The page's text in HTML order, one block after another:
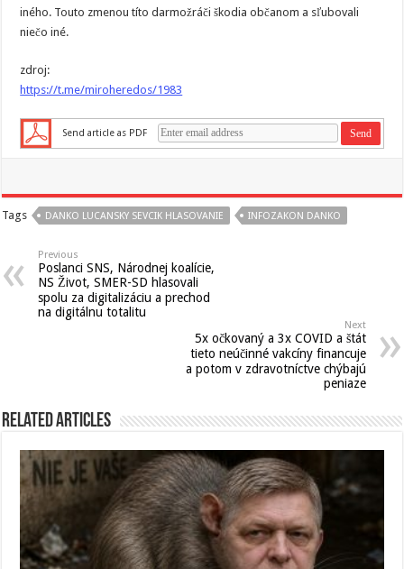
iného. Touto zmenou títo darmožráči škodia občanom a sľubovali
niečo iné.
zdroj:
https://t.me/miroheredos/1983
Send article as PDF
Tags DANKO LUCANSKY SEVCIK HLASOVANIE INFOZAKON DANKO
Previous
Poslanci SNS, Národnej koalície,
NS Život, SMER-SD hlasovali
spolu za digitalizáciu a prechod
na digitálnu totalitu
Next
5x očkovaný a 3x COVID a štát
tieto neúčinné vakcíny financuje
a potom v zdravotníctve chýbajú
peniaze
Related Articles